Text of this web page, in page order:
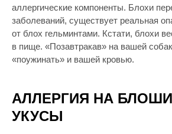
аллергические компоненты. Блохи
заболеваний, существует реальная
от блох гельминтами. Кстати, блохи
в пище. «Позавтракав» на вашей
«поужинать» и вашей кровью.
АЛЛЕРГИЯ НА
УКУСЫ